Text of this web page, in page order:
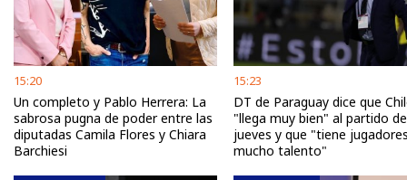
15:20
Un completo y Pablo Herrera: La
sabrosa pugna de poder entre las
diputadas Camila Flores y Chiara
Barchiesi
15:23
DT de Paraguay dice que
"llega muy bien" al partido
jueves y que "tiene
mucho talento"